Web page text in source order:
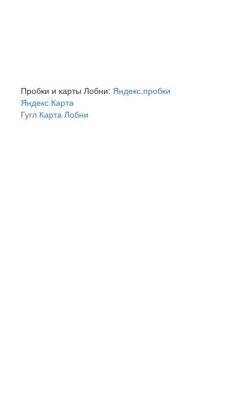
Пробки и карты Лобни: Яндекс.пробки
Яндекс.Карта
Гугл Карта Лобни